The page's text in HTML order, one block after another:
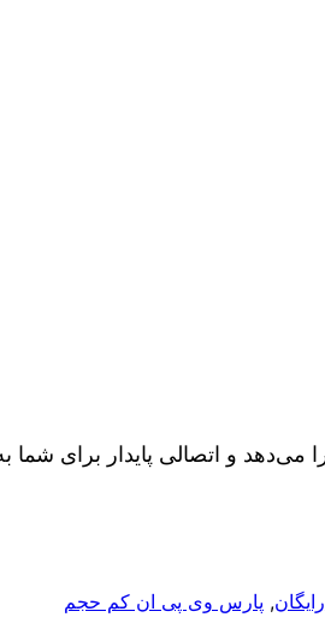
و اتصالی پایدار برای شما
, پارس وی پی ان کم حجم